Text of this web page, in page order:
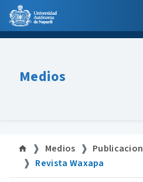
Medios
Medios
Revista Waxapa